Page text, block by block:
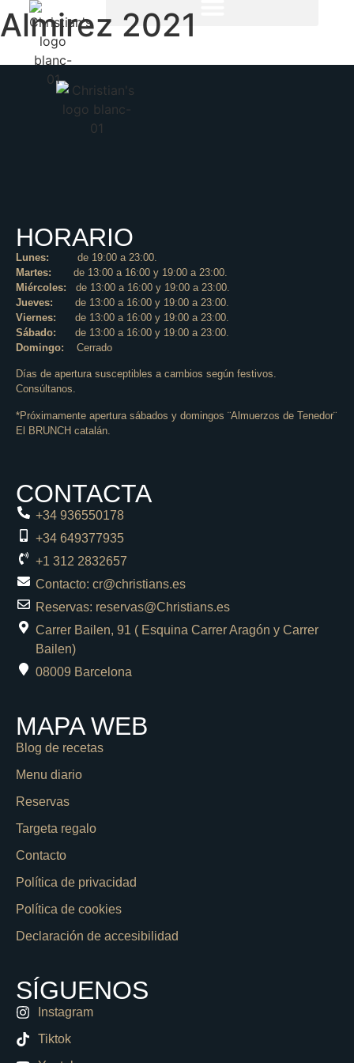
Almirez 2021
HORARIO
Lunes: de 19:00 a 23:00.
Martes: de 13:00 a 16:00 y 19:00 a 23:00.
Miércoles: de 13:00 a 16:00 y 19:00 a 23:00.
Jueves: de 13:00 a 16:00 y 19:00 a 23:00.
Viernes: de 13:00 a 16:00 y 19:00 a 23:00.
Sábado: de 13:00 a 16:00 y 19:00 a 23:00.
Domingo: Cerrado
Días de apertura susceptibles a cambios según festivos.
Consúltanos.
*Próximamente apertura sábados y domingos ¨Almuerzos de Tenedor¨
El BRUNCH catalán.
CONTACTA
+34 936550178
+34 649377935
+1 312 2832657
Contacto: cr@christians.es
Reservas: reservas@Christians.es
Carrer Bailen, 91 ( Esquina Carrer Aragón y Carrer
Bailen)
08009 Barcelona
SÍGUENOS
Instagram
Tiktok
MAPA WEB
Blog de recetas
Menu diario
Reservas
Targeta regalo
Contacto
Política de privacidad
Política de cookies
Declaración de accesibilidad